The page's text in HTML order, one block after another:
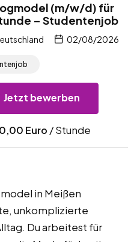
(m/w/d) für
– Studentenjob
02/08/2026
Jetzt bewerben
Euro / Stunde
in Meißen
unkomplizierte
Du arbeitest für